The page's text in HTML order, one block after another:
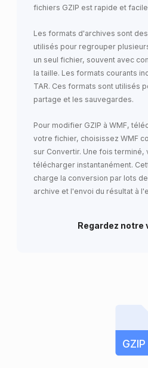
fichiers GZIP est rapide et
Les formats d'archives sont
utilisés pour regrouper
un seul fichier, souvent avec
la taille. Les formats courants
TAR. Ces formats sont utilisés
partage et les sauvegardes.
Pour modifier GZIP à WMF,
votre fichier, choisissez WMF
sur Convertir. Une fois
télécharger instantanément.
charge la conversion par lots
archive et l'envoi du résultat à
Regardez notre
GZIP